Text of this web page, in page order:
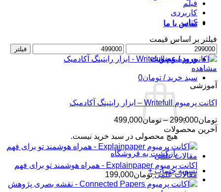
تماس با ما
ورود / عضویت
سبد خرید / تومان0
هیچ محصولی در سبد خرید نیست.
بازگشت به فروشگاه
تسویه حساب +
فیلم
کاربردی
کتاب
فیلتر بر اساس قیمت
حداقل
قیمت
حداکثر
قیمت
فیلتر
مشاهده
آموزشی
اکانت پرمیوم Writefull – ابزار رایتینگ آکادمیک
تومان299,000
– تومان499,000محدوده
تومان299,000
تا
تومان499,000
آخرین محصولات
اکانت پرمیوم Explainpaper - همراه هوشمند تو برای فهم
مقالات علمی تومان199,000